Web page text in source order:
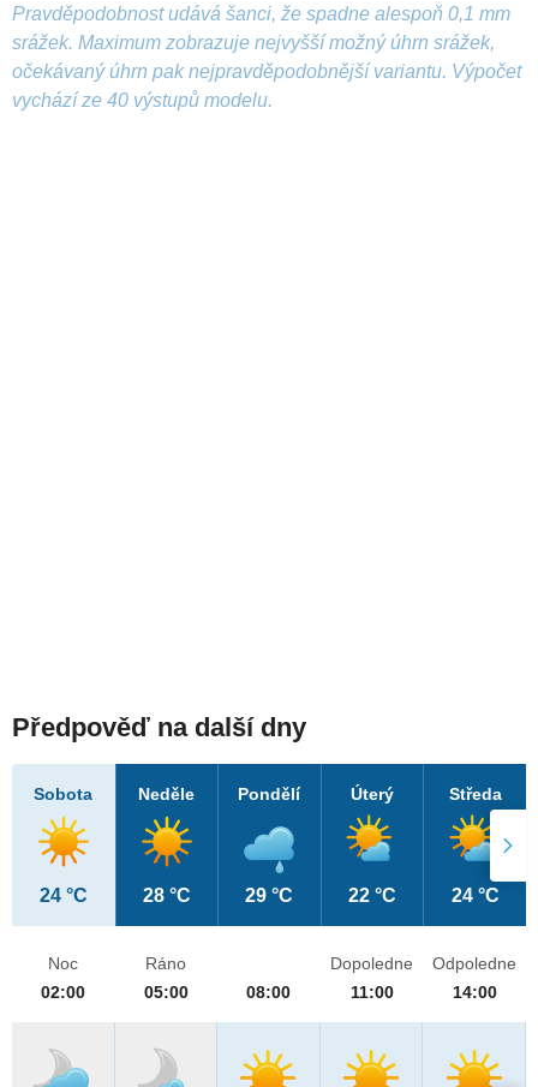
Pravděpodobnost udává šanci, že spadne alespoň 0,1 mm
srážek. Maximum zobrazuje nejvyšší možný úhrn srážek,
očekávaný úhrn pak nejpravděpodobnější variantu. Výpočet
vychází ze 40 výstupů modelu.
Předpověď na další dny
Sobota
24 °C
Neděle
28 °C
Pondělí
29 °C
Úterý
22 °C
Středa
24 °C
Noc
02:00
Ráno
05:00
08:00
Dopoledne
11:00
Odpoledne
14:00